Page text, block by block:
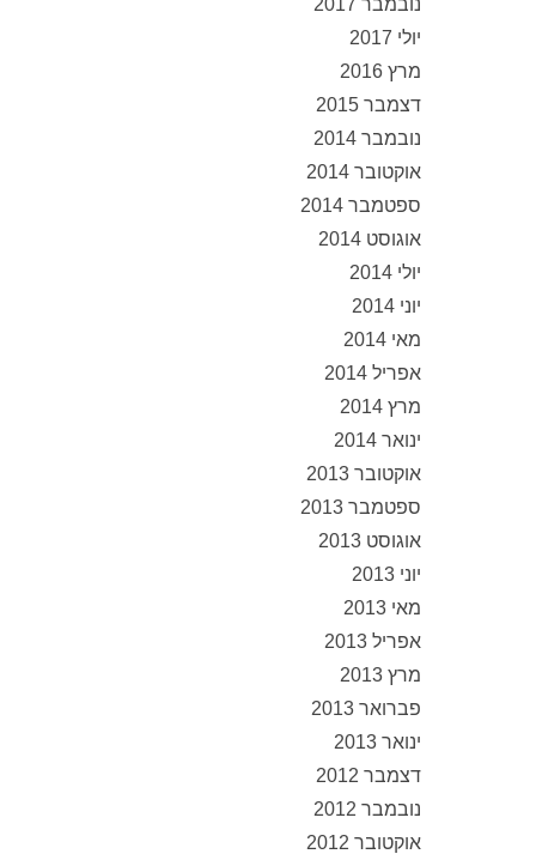
נובמבר 2017
יולי 2017
מרץ 2016
דצמבר 2015
נובמבר 2014
אוקטובר 2014
ספטמבר 2014
אוגוסט 2014
יולי 2014
יוני 2014
מאי 2014
אפריל 2014
מרץ 2014
ינואר 2014
אוקטובר 2013
ספטמבר 2013
אוגוסט 2013
יוני 2013
מאי 2013
אפריל 2013
מרץ 2013
פברואר 2013
ינואר 2013
דצמבר 2012
נובמבר 2012
אוקטובר 2012